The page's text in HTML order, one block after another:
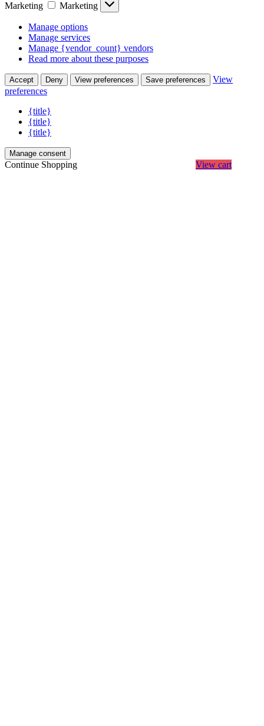
Marketing
Marketing
Manage options
Manage services
Manage {vendor_count} vendors
Read more about these purposes
Accept Deny View preferences Save preferences
View
preferences
{title}
{title}
{title}
Manage consent
Continue Shopping View cart